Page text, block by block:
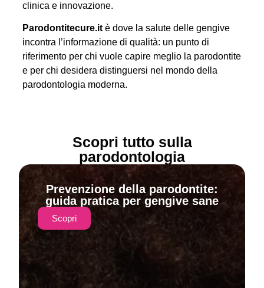
clinica e innovazione.
Parodontitecure.it è dove la salute delle gengive
incontra l’informazione di qualità: un punto di
riferimento per chi vuole capire meglio la parodontite
e per chi desidera distinguersi nel mondo della
parodontologia moderna.
Scopri tutto sulla
parodontologia
Prevenzione della parodontite:
guida pratica per gengive sane
Scopri